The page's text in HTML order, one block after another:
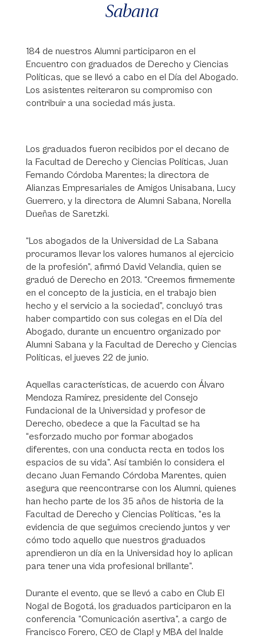
Sabana
184 de nuestros Alumni participaron en el
Encuentro con graduados de Derecho y Ciencias
Políticas, que se llevó a cabo en el Día del Abogado.
Los asistentes reiteraron su compromiso con
contribuir a una sociedad más justa.
Los graduados fueron recibidos por el decano de
la Facultad de Derecho y Ciencias Políticas, Juan
Fernando Córdoba Marentes; la directora de
Alianzas Empresariales de Amigos Unisabana, Lucy
Guerrero, y la directora de Alumni Sabana, Norella
Dueñas de Saretzki.
“Los abogados de la Universidad de La Sabana
procuramos llevar los valores humanos al ejercicio
de la profesión”, afirmó David Velandia, quien se
graduó de Derecho en 2013. “Creemos firmemente
en el concepto de la justicia, en el trabajo bien
hecho y el servicio a la sociedad”, concluyó tras
haber compartido con sus colegas en el Día del
Abogado, durante un encuentro organizado por
Alumni Sabana y la Facultad de Derecho y Ciencias
Políticas, el jueves 22 de junio.
Aquellas características, de acuerdo con Álvaro
Mendoza Ramírez, presidente del Consejo
Fundacional de la Universidad y profesor de
Derecho, obedece a que la Facultad se ha
“esforzado mucho por formar abogados
diferentes, con una conducta recta en todos los
espacios de su vida”. Así también lo considera el
decano Juan Fernando Córdoba Marentes, quien
asegura que reencontrarse con los Alumni, quienes
han hecho parte de los 35 años de historia de la
Facultad de Derecho y Ciencias Políticas, “es la
evidencia de que seguimos creciendo juntos y ver
cómo todo aquello que nuestros graduados
aprendieron un día en la Universidad hoy lo aplican
para tener una vida profesional brillante”.
Durante el evento, que se llevó a cabo en Club El
Nogal de Bogotá, los graduados participaron en la
conferencia “Comunicación asertiva”, a cargo de
Francisco Forero, CEO de Clap! y MBA del Inalde